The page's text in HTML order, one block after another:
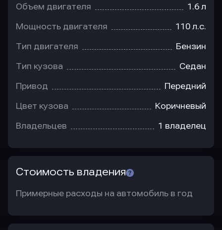
Объем двигателя 1.6 л
Мощность двигателя 110 л.с.
Тип двигателя Бензин
Тип кузова Седан
Привод Передний
Цвет кузова Коричневый
Владельцев 1 владелец
Стоимость владения
Примерные расходы на автомобиль в год